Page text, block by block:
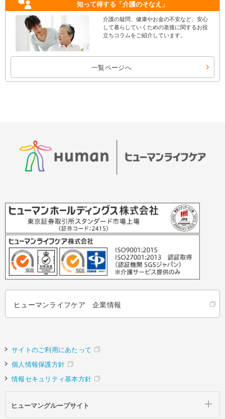
知って得する 「介護のそなえ」
介護の疑問、健康やお金の不安など、安心
して暮らしていくための老後に関するお役
立ちコラムをご紹介しています。
一覧ページへ
ヒューマンライフケア 企業情報
サイトのご利用にあたって
個人情報保護方針
情報セキュリティ基本方針
ヒューマングループサイト